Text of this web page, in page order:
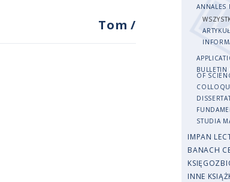
Tom/
ANNALES
OF
STUDIA
IMPAN
BANACH
INNE